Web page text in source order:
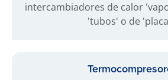
intercambiadores de calor
'tubos' o de